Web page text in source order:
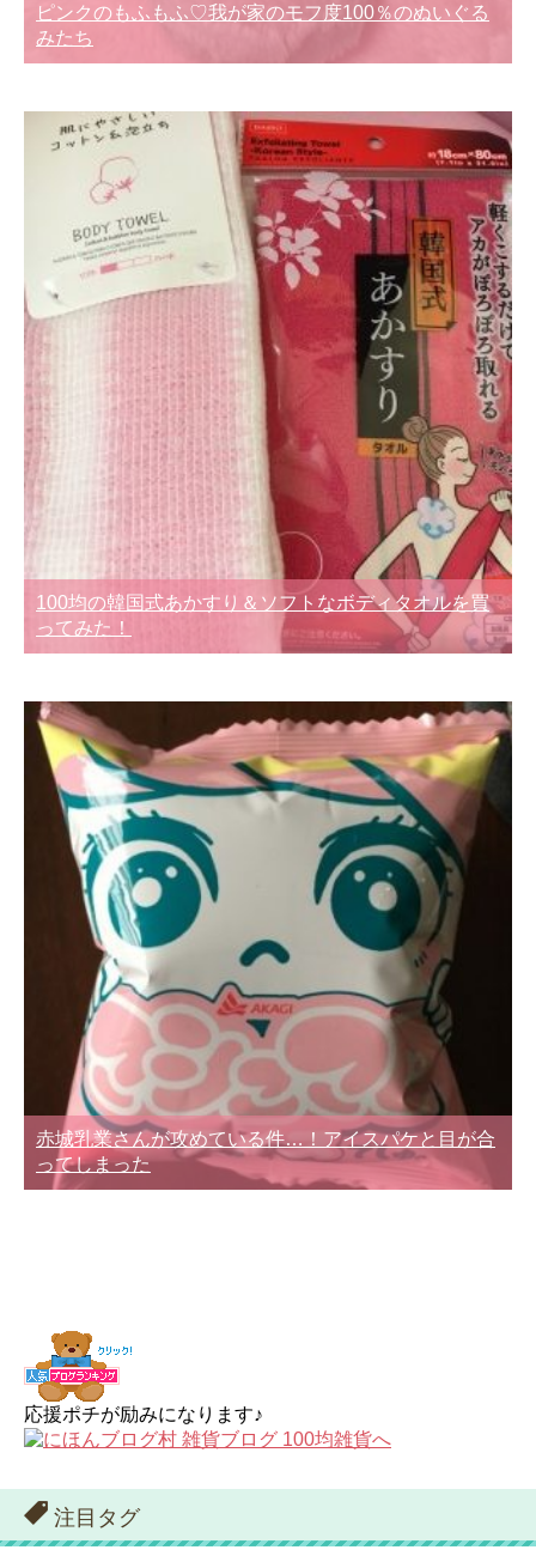
ピンクのもふもふ♡我が家のモフ度100％のぬいぐる
みたち
100均の韓国式あかすり＆ソフトなボディタオルを買
ってみた！
赤城乳業さんが攻めている件…！アイスパケと目が合
ってしまった
応援ポチが励みになります♪
注目タグ